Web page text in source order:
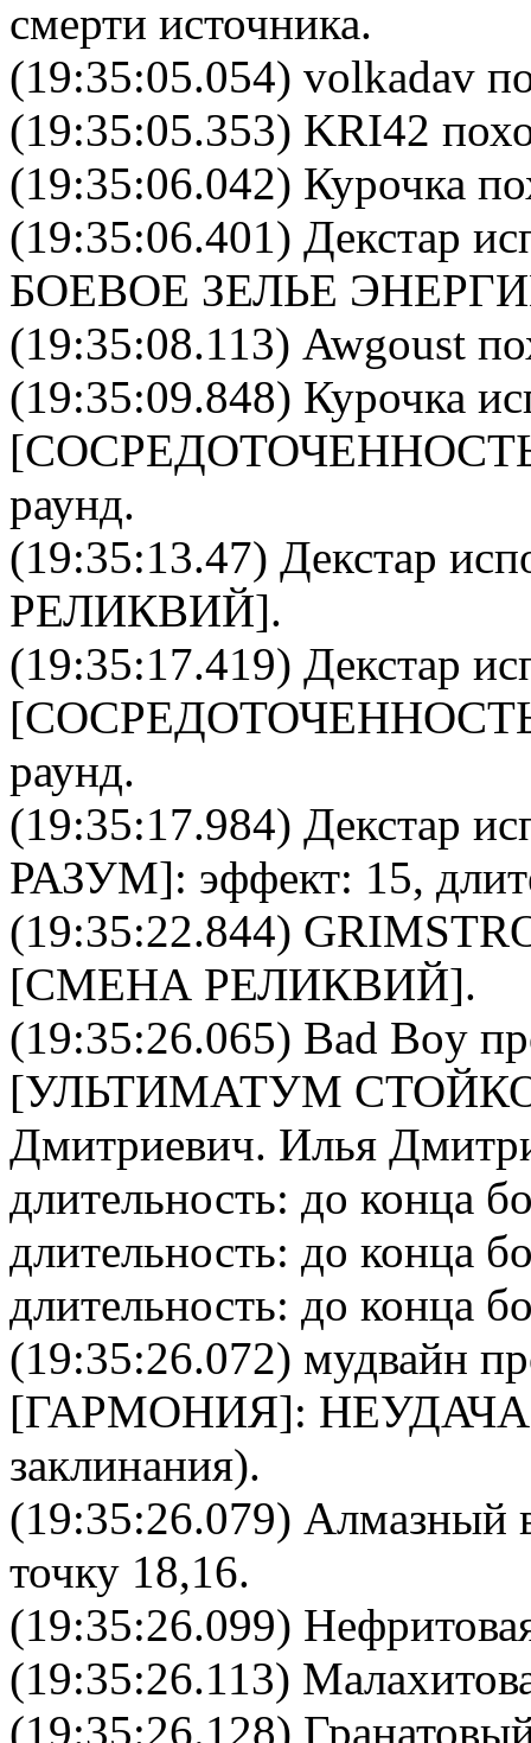
смерти источника.
(19:35:05.054) volkadav
(19:35:05.353) KRI42
(19:35:06.042) Курочка
(19:35:06.401) Декстар
БОЕВОЕ ЗЕЛЬЕ
(19:35:08.113) Awgoust
(19:35:09.848) Курочка
[
раунд.
(19:35:13.47) Декстар
РЕЛИКВИЙ].
(19:35:17.419) Декстар
[
раунд.
(19:35:17.984) Декстар
РАЗУМ]: эффект: 15,
(19:35:22.844)
[СМЕНА РЕЛИКВИЙ].
(19:35:26.065) Bad Boy
[УЛЬТИМАТУМ
Дмитриевич. Илья
длительность: до конца
длительность: до конца
длительность: до конца
(19:35:26.072) мудвайн
[ГАРМОНИЯ]: НЕУДАЧА
заклинания).
(19:35:26.079) Алмазный
точку 18,16.
(19:35:26.099)
(19:35:26.113)
(19:35:26.128)